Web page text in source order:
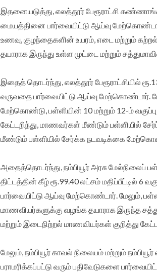
இதனையடுத்து, எலத்தூர் பேரூராட்சி
மையத்தினை பார்வையிட்டு ஆய்வு
உணவு, குழந்தைகளின் உயரம், எடை மற்றும்
தயாராக இருந்து உள்ள முட்டை மற்றும்
இதைத் தொடர்ந்து, எலத்தூர் பேரூராட்சியில்
வருவதை பார்வையிட்டு ஆய்வு மேற்கொண்டார்.
மேற்கொண்டு, பள்ளியின் 10 மற்றும் 12-ம்
கேட்டறிந்து, மாணவர்கள் மீண்டும் பள்ளியில்
மீண்டும் பள்ளியில் சேர்க்க நடவடிக்கை
அதைத்தொடர்ந்து, நம்பியூர் அரசு மேல்நிலைப்
திட்டத்தின் கீழ் ரூ.99.40 லட்சம் மதிப்பீட்டில்
பார்வையிட்டு ஆய்வு மேற்கொண்டார். மேலும்,
மாணவியர்களுக்கு வழங்க தயாராக இருந்த
மற்றும் இடைநிற்றல் மாணவியர்கள் குறித்து
மேலும், நம்பியூர் காவல் நிலையம் மற்றும்
பராமரிக்கப்பட்டு வரும் பதிவேடுகளை